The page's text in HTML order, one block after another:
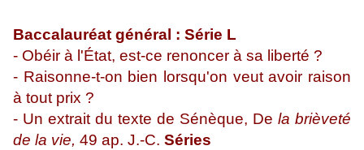
Baccalauréat général : Série L
- Obéir à l'État, est-ce renoncer à sa liberté ?
- Raisonne-t-on bien lorsqu'on veut avoir raison
à tout prix ?
- Un extrait du texte de Sénèque, De la brièveté
de la vie, 49 ap. J.-C. Séries